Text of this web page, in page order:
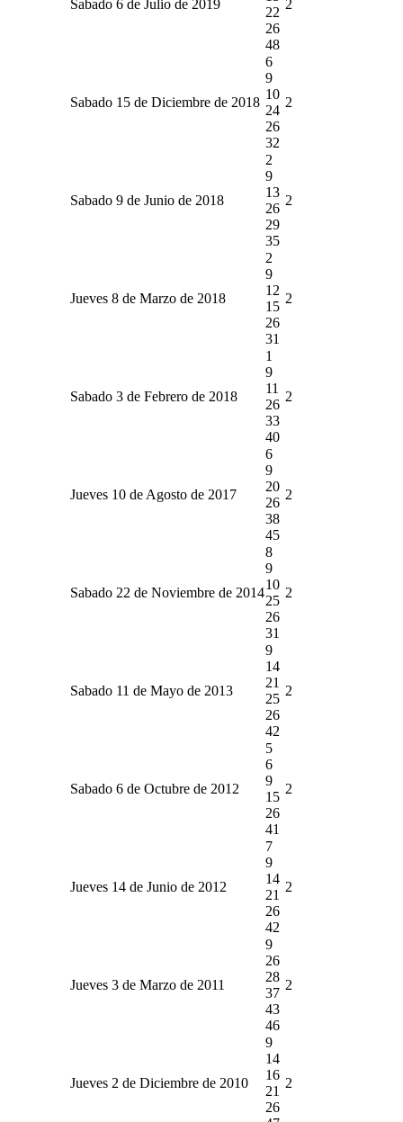
Sabado 6 de Julio de 2019
22
26
48
2
Sabado 15 de Diciembre de 2018
6
9
10
24
26
32
2
Sabado 9 de Junio de 2018
2
9
13
26
29
35
2
Jueves 8 de Marzo de 2018
2
9
12
15
26
31
2
Sabado 3 de Febrero de 2018
1
9
11
26
33
40
2
Jueves 10 de Agosto de 2017
6
9
20
26
38
45
2
Sabado 22 de Noviembre de 2014
8
9
10
25
26
31
2
Sabado 11 de Mayo de 2013
9
14
21
25
26
42
2
Sabado 6 de Octubre de 2012
5
6
9
15
26
41
2
Jueves 14 de Junio de 2012
7
9
14
21
26
42
2
Jueves 3 de Marzo de 2011
9
26
28
37
43
46
2
Jueves 2 de Diciembre de 2010
9
14
16
21
26
2